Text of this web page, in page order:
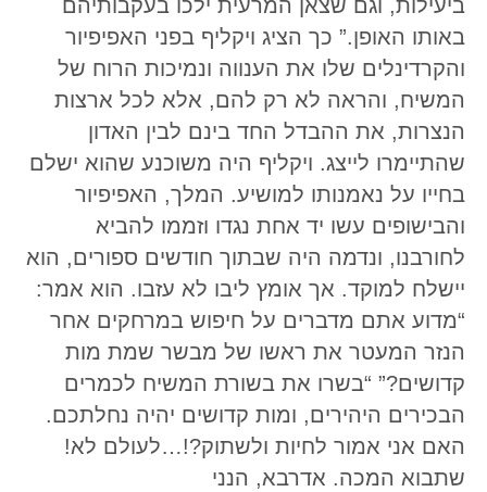
ביעילות, וגם שצאן המרעית ילכו בעקבותיהם
באותו האופן.” כך הציג ויקליף בפני האפיפיור
והקרדינלים שלו את הענווה ונמיכות הרוח של
המשיח, והראה לא רק להם, אלא לכל ארצות
הנצרות, את ההבדל החד בינם לבין האדון
שהתיימרו לייצג. ויקליף היה משוכנע שהוא ישלם
בחייו על נאמנותו למושיע. המלך, האפיפיור
והבישופים עשו יד אחת נגדו וזממו להביא
לחורבנו, ונדמה היה שבתוך חודשים ספורים, הוא
יישלח למוקד. אך אומץ ליבו לא עזבו. הוא אמר:
“מדוע אתם מדברים על חיפוש במרחקים אחר
הנזר המעטר את ראשו של מבשר שמת מות
קדושים?” “בשרו את בשורת המשיח לכמרים
הבכירים היהירים, ומות קדושים יהיה נחלתכם.
האם אני אמור לחיות ולשתוק?!…לעולם לא!
שתבוא המכה. אדרבא, הנני